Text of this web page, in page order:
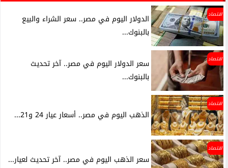
اقتصاد
الدولار اليوم في مصر.. سعر الشراء والبيع
بالبنوك...
اقتصاد
سعر الدولار اليوم في مصر.. آخر تحديث
بالبنوك...
اقتصاد
الذهب اليوم في مصر.. أسعار عيار 24 و21...
اقتصاد
سعر الذهب اليوم في مصر.. آخر تحديث لعيار...